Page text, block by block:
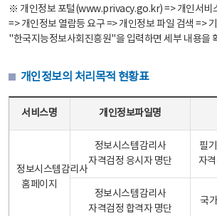
※ 개인정보 포털(www.privacy.go.kr) => 개인서비
=> 개인정보 열람등 요구 => 개인정보 파일 검색 => 기
"한국지능정보사회진흥원"을 입력하면 세부 내용을
개인정보의 처리목적 현황표
서비스명 개인정보파일명
정보시스템감리사
홈페이지
정보시스템감리사
자격검정 응시자 명단
필
자
정보시스템감리사
자격검정 합격자 명단
국